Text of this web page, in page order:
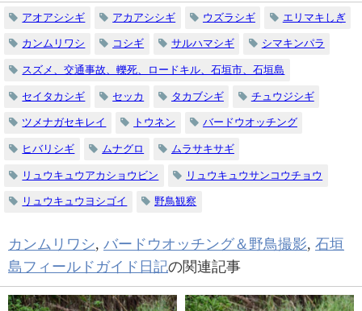
アオアシシギ アカアシシギ ウズラシギ エリマキしぎ
カンムリワシ コシギ サルハマシギ シマキンパラ
スズメ、交通事故、轢死、ロードキル、石垣市、石垣島
セイタカシギ セッカ タカブシギ チュウジシギ
ツメナガセキレイ トウネン バードウオッチング
ヒバリシギ ムナグロ ムラサキサギ
リュウキュウアカショウビン リュウキュウサンコウチョウ
リュウキュウヨシゴイ 野鳥観察
カンムリワシ, バードウオッチング＆野鳥撮影, 石垣
島フィールドガイド日記の関連記事